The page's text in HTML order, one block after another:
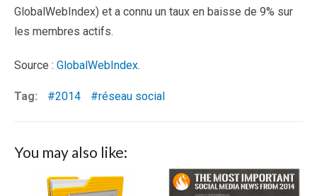
GlobalWebIndex) et a connu un taux en baisse de 9% sur
les membres actifs.
Source : GlobalWebIndex.
Tag: 2014 réseau social
You may also like: